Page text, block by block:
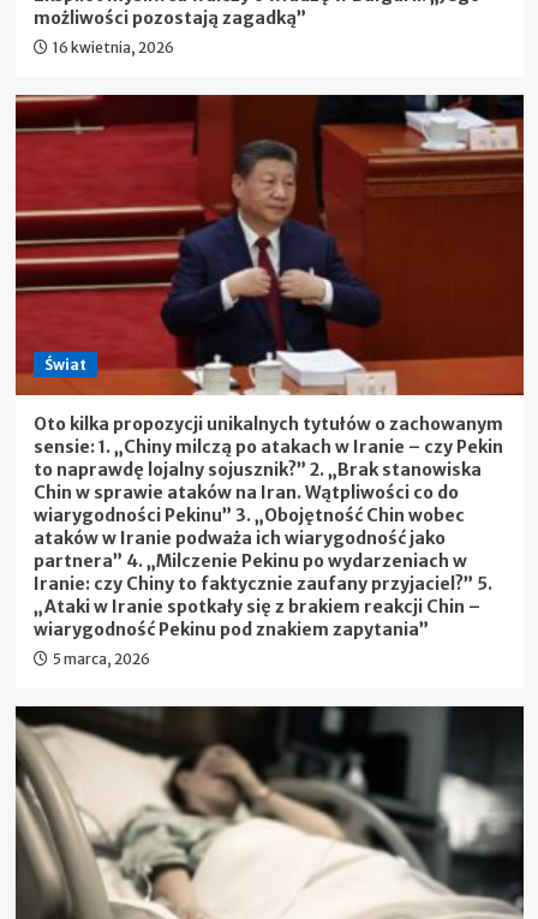
możliwości pozostają zagadką”
16 kwietnia, 2026
Świat
Oto kilka propozycji unikalnych tytułów o zachowanym
sensie: 1. „Chiny milczą po atakach w Iranie – czy Pekin
to naprawdę lojalny sojusznik?” 2. „Brak stanowiska
Chin w sprawie ataków na Iran. Wątpliwości co do
wiarygodności Pekinu” 3. „Obojętność Chin wobec
ataków w Iranie podważa ich wiarygodność jako
partnera” 4. „Milczenie Pekinu po wydarzeniach w
Iranie: czy Chiny to faktycznie zaufany przyjaciel?” 5.
„Ataki w Iranie spotkały się z brakiem reakcji Chin –
wiarygodność Pekinu pod znakiem zapytania”
5 marca, 2026